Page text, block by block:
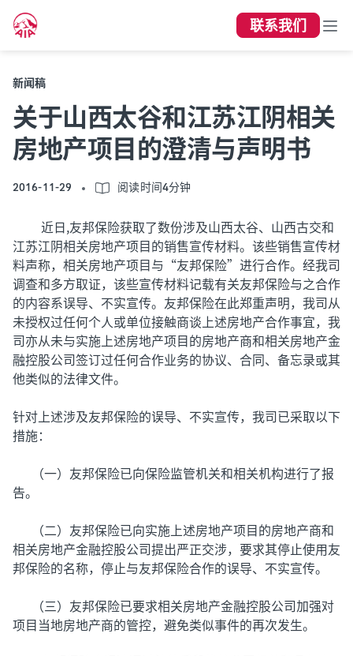
联系我们
新闻稿
关于山西太谷和江苏江阴相关
房地产项目的澄清与声明书
2016-11-29 阅读时间4分钟
近日,友邦保险获取了数份涉及山西太谷、山西古交和
江苏江阴相关房地产项目的销售宣传材料。该些销售宣传材
料声称，相关房地产项目与“友邦保险”进行合作。经我司
调查和多方取证，该些宣传材料记载有关友邦保险与之合作
的内容系误导、不实宣传。友邦保险在此郑重声明，我司从
未授权过任何个人或单位接触商谈上述房地产合作事宜，我
司亦从未与实施上述房地产项目的房地产商和相关房地产金
融控股公司签订过任何合作业务的协议、合同、备忘录或其
他类似的法律文件。
针对上述涉及友邦保险的误导、不实宣传，我司已采取以下
措施：
（一）友邦保险已向保险监管机关和相关机构进行了报
告。
（二）友邦保险已向实施上述房地产项目的房地产商和
相关房地产金融控股公司提出严正交涉，要求其停止使用友
邦保险的名称，停止与友邦保险合作的误导、不实宣传。
（三）友邦保险已要求相关房地产金融控股公司加强对
项目当地房地产商的管控，避免类似事件的再次发生。